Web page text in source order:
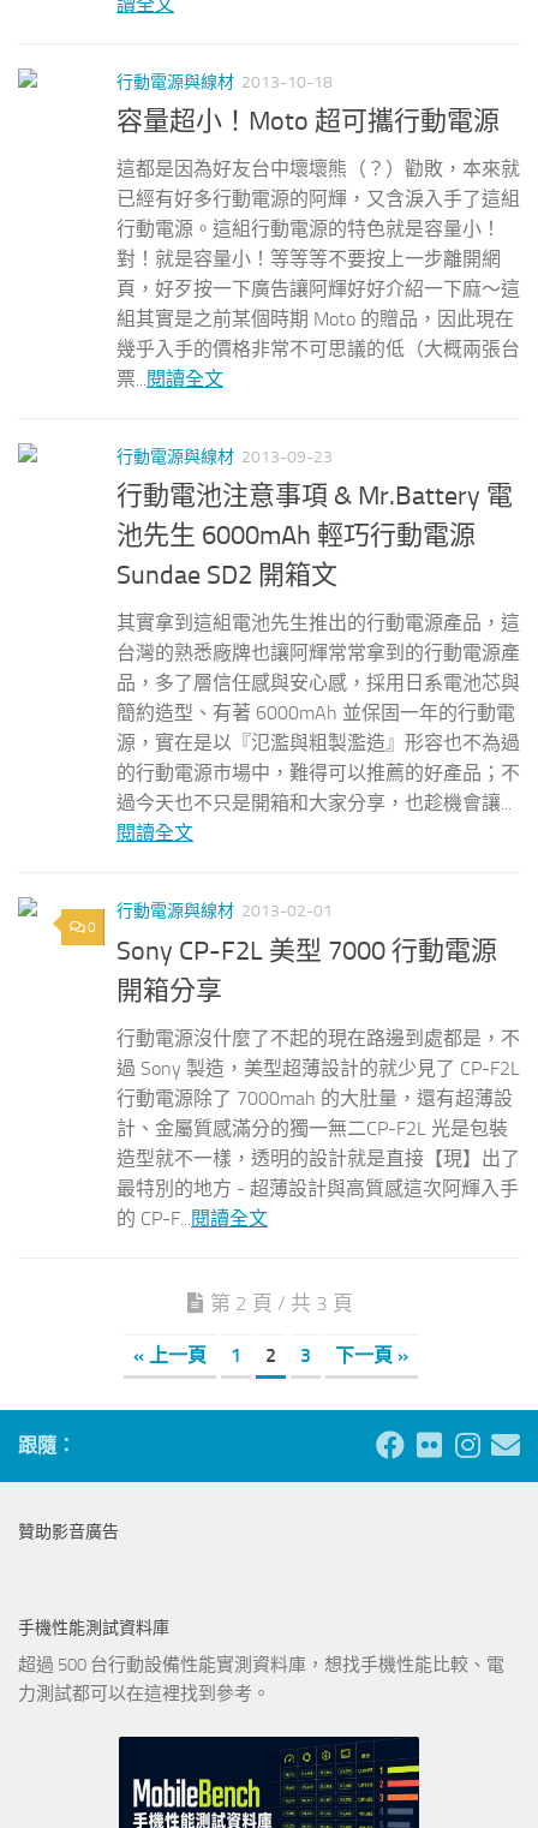
行動電源與線材 2013-10-18
容量超小！Moto 超可攜行動電源
這都是因為好友台中壞壞熊（？）勸敗，本來就
已經有好多行動電源的阿輝，又含淚入手了這組
行動電源。這組行動電源的特色就是容量小！
對！就是容量小！等等等不要按上一步離開網
頁，好歹按一下廣告讓阿輝好好介紹一下麻～這
組其實是之前某個時期 Moto 的贈品，因此現在
幾乎入手的價格非常不可思議的低（大概兩張台
票...閱讀全文
行動電源與線材 2013-09-23
行動電池注意事項 & Mr.Battery 電
池先生 6000mAh 輕巧行動電源
Sundae SD2 開箱文
其實拿到這組電池先生推出的行動電源產品，這
台灣的熟悉廠牌也讓阿輝常常拿到的行動電源產
品，多了層信任感與安心感，採用日系電池芯與
簡約造型、有著 6000mAh 並保固一年的行動電
源，實在是以『氾濫與粗製濫造』形容也不為過
的行動電源市場中，難得可以推薦的好產品；不
過今天也不只是開箱和大家分享，也趁機會讓...
閱讀全文
0
行動電源與線材 2013-02-01
Sony CP-F2L 美型 7000 行動電源
開箱分享
行動電源沒什麼了不起的現在路邊到處都是，不
過 Sony 製造，美型超薄設計的就少見了 CP-F2L
行動電源除了 7000mah 的大肚量，還有超薄設
計、金屬質感滿分的獨一無二CP-F2L 光是包裝
造型就不一樣，透明的設計就是直接【現】出了
最特別的地方 - 超薄設計與高質感這次阿輝入手
的 CP-F... 閱讀全文
第 2 頁 / 共 3 頁
« 上一頁 1 2 3 下一頁 »
跟隨：
贊助影音廣告
手機性能測試資料庫
超過 500 台行動設備性能實測資料庫，想找手機性能比較、電
力測試都可以在這裡找到參考。